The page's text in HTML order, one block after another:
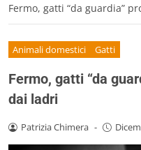
Fermo, gatti “da guardia”
Animali domestici Gatti
Fermo, gatti “da
dai ladri
Patrizia Chimera -